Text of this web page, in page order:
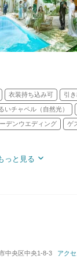
衣装持ち込み可 引
いチャペル（自然光）
デンウエディング ゲ
っと見る
: 着席：2名 ～ 120名 挙
中央区中央1-8-3 アク